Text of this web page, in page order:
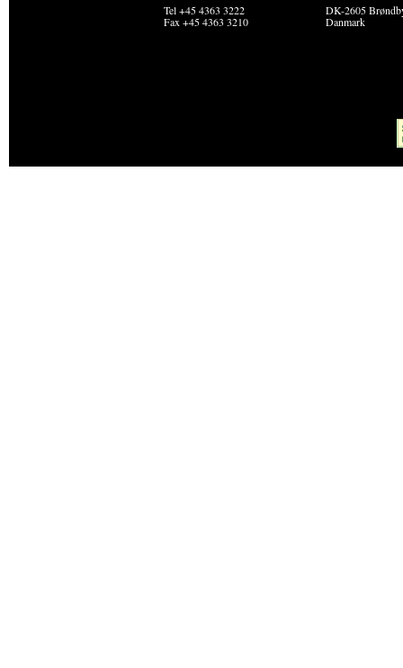
Tel +45 4363 3222
Fax +45 4363 3210
DK-2605
Danmark